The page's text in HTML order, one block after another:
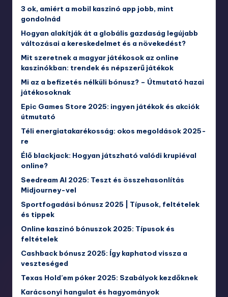
3 ok, amiért a mobil kaszinó app jobb, mint
gondolnád
Hogyan alakítják át a globális gazdaság legújabb
változásai a kereskedelmet és a növekedést?
Mit szeretnek a magyar játékosok az online
kaszinókban: trendek és népszerű játékok
Mi az a befizetés nélküli bónusz? – Útmutató hazai
játékosoknak
Epic Games Store 2025: ingyen játékok és akciók
útmutató
Téli energiatakarékosság: okos megoldások 2025-
re
Élő blackjack: Hogyan játszható valódi krupiéval
online?
Seedream AI 2025: Teszt és összehasonlítás
Midjourney-vel
Sportfogadási bónusz 2025 | Típusok, feltételek
és tippek
Online kaszinó bónuszok 2025: Típusok és
feltételek
Cashback bónusz 2025: Így kaphatod vissza a
veszteséged
Texas Hold’em póker 2025: Szabályok kezdőknek
Karácsonyi hangulat és hagyományok